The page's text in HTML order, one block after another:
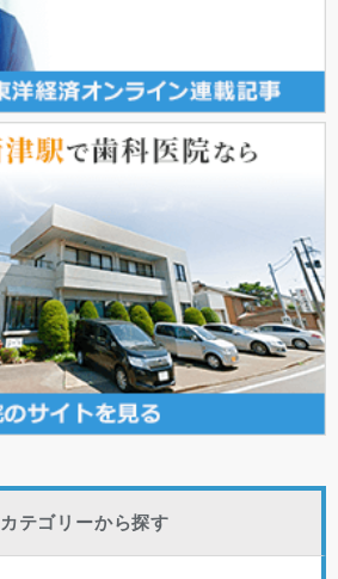
カテゴリーから探す